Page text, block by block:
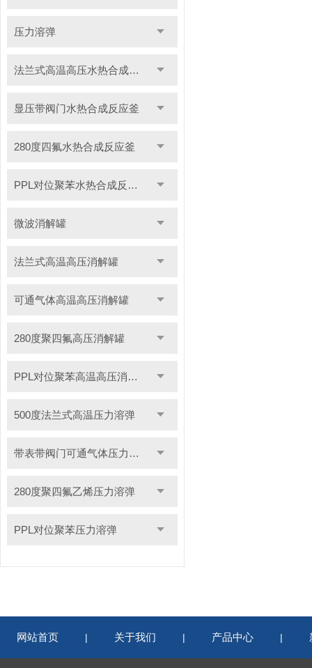
压力溶弹
法兰式高温高压水热合成反应釜
显压带阀门水热合成反应釜
280度四氟水热合成反应釜
PPL对位聚苯水热合成反应釜
微波消解罐
法兰式高温高压消解罐
可通气体高温高压消解罐
280度聚四氟高压消解罐
PPL对位聚苯高温高压消解罐
500度法兰式高温压力溶弹
带表带阀门可通气体压力溶弹
280度聚四氟乙烯压力溶弹
PPL对位聚苯压力溶弹
网站首页 | 关于我们 | 产品中心 |